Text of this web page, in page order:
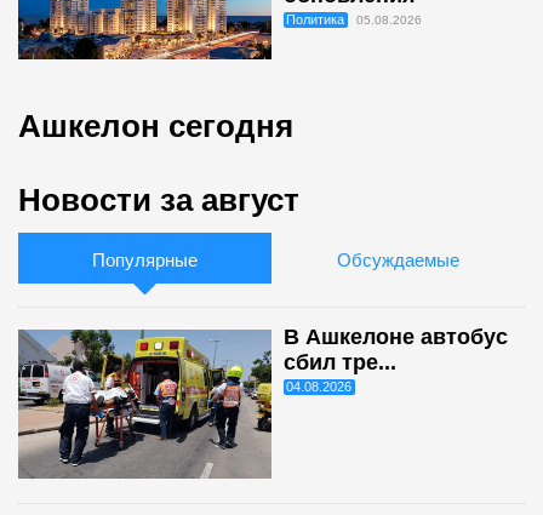
Политика 05.08.2026
Ашкелон сегодня
Новости за август
Популярные Обсуждаемые
В Ашкелоне автобус
сбил тре...
04.08.2026